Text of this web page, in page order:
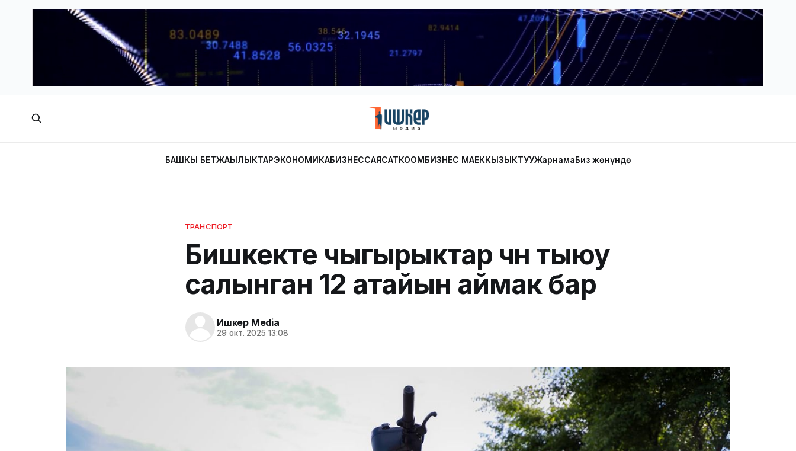
БАШКЫ БЕТЖАҢЫЛЫКТАРЭКОНОМИКАБИЗНЕССАЯСАТКООМБИЗНЕС МАЕККЫЗЫКТУУЖарнамаБиз жөнүндө
ТРАНСПОРТ
Бишкекте чыгырыктар үчүн тыюу
салынган 12 атайын аймак бар
Ишкер Media
29 окт. 2025 13:08